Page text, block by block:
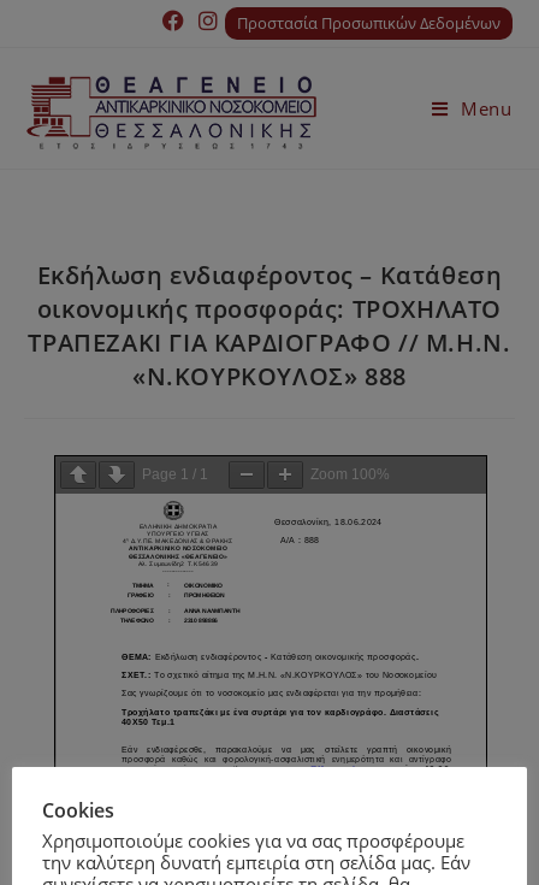
Προστασία Προσωπικών Δεδομένων
Menu
Εκδήλωση ενδιαφέροντος – Κατάθεση
οικονομικής προσφοράς: ΤΡΟΧΗΛΑΤΟ
ΤΡΑΠΕΖΑΚΙ ΓΙΑ ΚΑΡΔΙΟΓΡΑΦΟ // Μ.Η.Ν.
«Ν.ΚΟΥΡΚΟΥΛΟΣ» 888
Page 1 / 1 Zoom 100%
Cookies
Χρησιμοποιούμε cookies για να σας προσφέρουμε
την καλύτερη δυνατή εμπειρία στη σελίδα μας. Εάν